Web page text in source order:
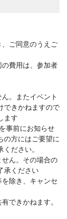
ご同意のうえご
費用は、参加者
。またイベント
できかねますので
ます
事前にお知らせ
の方にはご要望に
ださい。
ん。その場合の
承ください
除き、キャンセ
できかねます。